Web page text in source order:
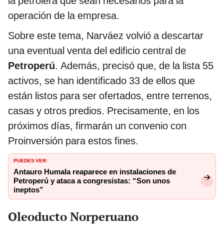
operación de la empresa.
Sobre este tema, Narváez volvió a descartar
una eventual venta del edificio central de
Petroperú. Además, precisó que, de la lista 55
activos, se han identificado 33 de ellos que
están listos para ser ofertados, entre terrenos,
casas y otros predios. Precisamente, en los
próximos días, firmarán un convenio con
Proinversión para estos fines.
PUEDES VER:
Antauro Humala reaparece en instalaciones de
Petroperú y ataca a congresistas: “Son unos
ineptos”
Oleoducto Norperuano